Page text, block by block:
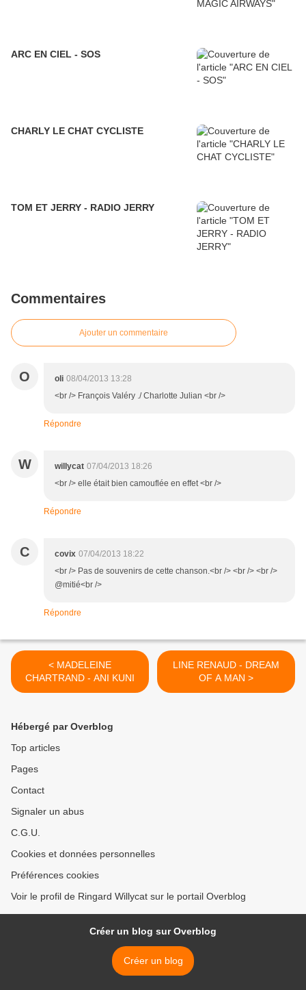
ARC EN CIEL - SOS
CHARLY LE CHAT CYCLISTE
TOM ET JERRY - RADIO JERRY
Commentaires
Ajouter un commentaire
O oli 08/04/2013 13:28
<br /> François Valéry ./ Charlotte Julian <br />
Répondre
W willycat 07/04/2013 18:26
<br /> elle était bien camouflée en effet <br />
Répondre
C covix 07/04/2013 18:22
<br /> Pas de souvenirs de cette chanson.<br /> <br /> <br />
@mitié<br />
Répondre
< MADELEINE
CHARTRAND - ANI KUNI
LINE RENAUD - DREAM
OF A MAN >
Hébergé par Overblog
Top articles
Pages
Contact
Signaler un abus
C.G.U.
Cookies et données personnelles
Préférences cookies
Voir le profil de Ringard Willycat sur le portail Overblog
Créer un blog sur Overblog
Créer un blog